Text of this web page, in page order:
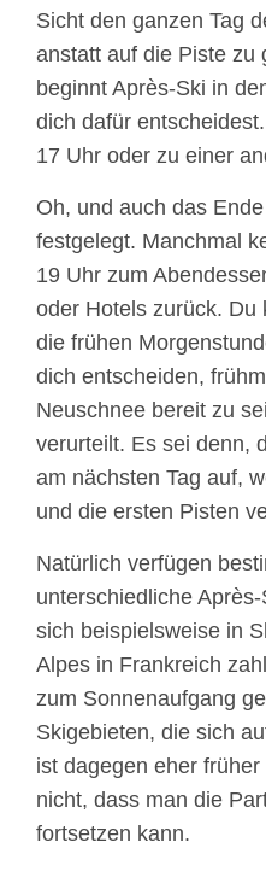
Sicht den ganzen Tag
anstatt auf die Piste zu
beginnt Après-Ski in
dich dafür
17 Uhr oder zu einer
Oh, und auch das Ende
festgelegt. Manchmal
19 Uhr zum
oder Hotels zurück. Du
die frühen
dich entscheiden,
Neuschnee bereit zu
verurteilt. Es sei denn,
am nächsten Tag auf,
und die ersten Pisten
Natürlich verfügen
unterschiedliche
sich beispielsweise in
Alpes in Frankreich
zum Sonnenaufgang
Skigebieten, die sich
ist dagegen eher
nicht, dass man die
fortsetzen kann.